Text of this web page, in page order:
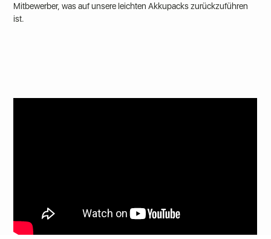
Mitbewerber, was auf unsere leichten Akkupacks zurückzuführen
ist.